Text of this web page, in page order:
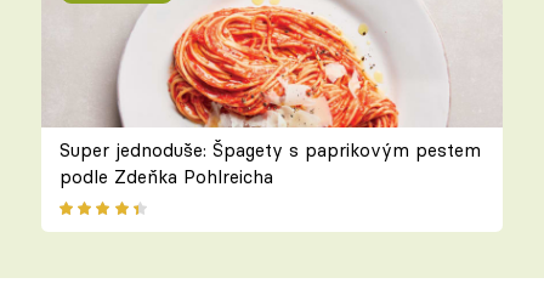
Super jednoduše: Špagety s paprikovým pestem
podle Zdeňka Pohlreicha